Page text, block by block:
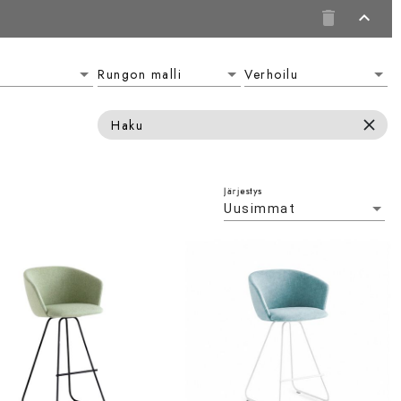
delete expand_less
Rungon malli
Rungon malli Verhoilu
Verhoilu
Haku close
Uusimmat
Järjestys